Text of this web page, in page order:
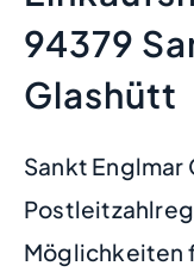
94379
Glashütt
Sankt Englmar
Möglichkeiten